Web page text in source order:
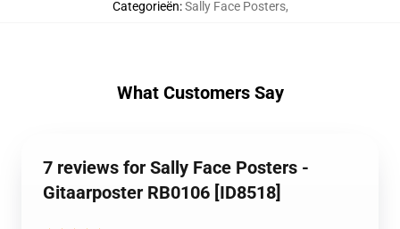
Categorieën:Sally Face Posters,
What Customers Say
7 reviews for Sally Face Posters -
Gitaarposter RB0106 [ID8518]